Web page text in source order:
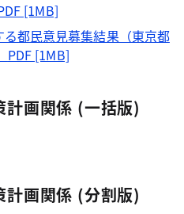
[1MB]
る都民意見募集結果（東京都
PDF [1MB]
計画関係 (一括版)
計画関係 (分割版)